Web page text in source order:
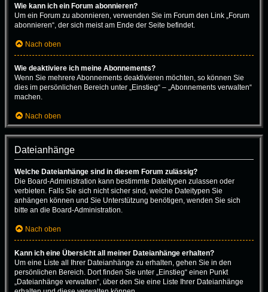
Wie kann ich ein Forum abonnieren?
Um ein Forum zu abonnieren, verwenden Sie im Forum den Link „Forum
abonnieren“, der sich meist am Ende der Seite befindet.
Nach oben
Wie deaktiviere ich meine Abonnements?
Wenn Sie mehrere Abonnements deaktivieren möchten, so können Sie
dies im persönlichen Bereich unter „Einstieg“ – „Abonnements verwalten“
machen.
Nach oben
Dateianhänge
Welche Dateianhänge sind in diesem Forum zulässig?
Die Board-Administration kann bestimmte Dateitypen zulassen oder
verbieten. Falls Sie sich nicht sicher sind, welche Dateitypen Sie
anhängen können und Sie Unterstützung benötigen, wenden Sie sich
bitte an die Board-Administration.
Nach oben
Kann ich eine Übersicht all meiner Dateianhänge erhalten?
Um eine Liste all Ihrer Dateianhänge zu erhalten, gehen Sie in den
persönlichen Bereich. Dort finden Sie unter „Einstieg“ einen Punkt
„Dateianhänge verwalten“, über den Sie eine Liste Ihrer Dateianhänge